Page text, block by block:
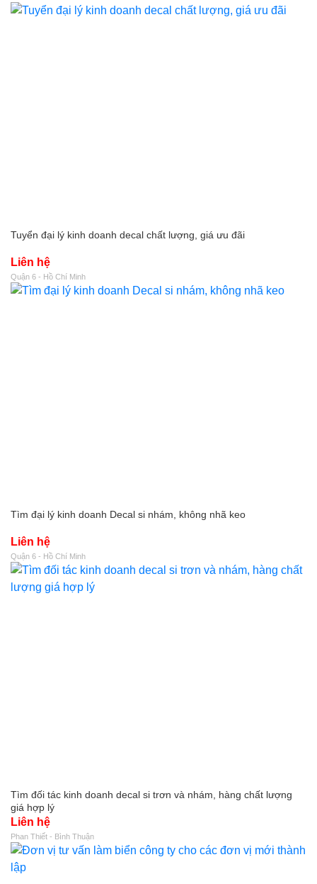
Tuyển đại lý kinh doanh decal chất lượng, giá ưu đãi
Liên hệ
Quận 6 - Hồ Chí Minh
Tìm đại lý kinh doanh Decal si nhám, không nhã keo
Liên hệ
Quận 6 - Hồ Chí Minh
Tìm đối tác kinh doanh decal si trơn và nhám, hàng chất lượng
giá hợp lý
Liên hệ
Phan Thiết - Bình Thuận